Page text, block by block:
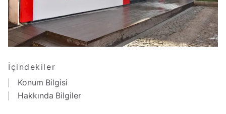
İçindekiler
Konum Bilgisi
Hakkında Bilgiler